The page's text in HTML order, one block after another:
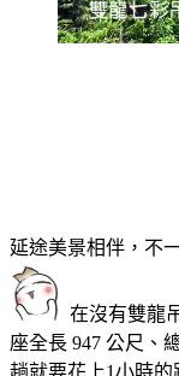
延途美景相伴，不
在沒有雙龍
座全長 947 公尺、